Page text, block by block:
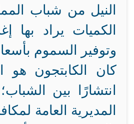
النيل من شباب
الكميات يراد بها
وتوفير السموم
كان الكابتجون هو
انتشارًا بين
المديرية العامة